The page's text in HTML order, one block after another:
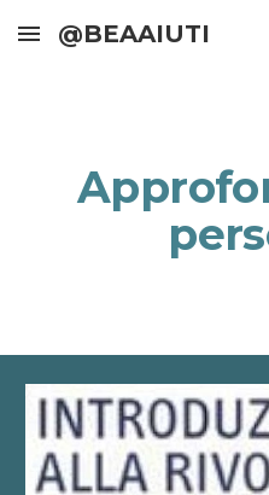
Skip to main content
@BEAAIUTI